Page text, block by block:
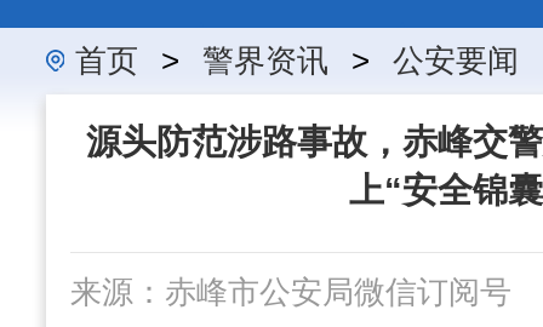
警民互动
首页 > 警界资讯 > 公安要闻
源头防范涉路事故，赤峰交
上“安全锦
来源：赤峰市公安局微信订阅号